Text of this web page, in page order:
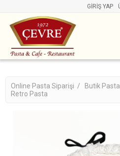
GIRIŞ YAP
Online Pasta Siparişi / Butik
Retro Pasta